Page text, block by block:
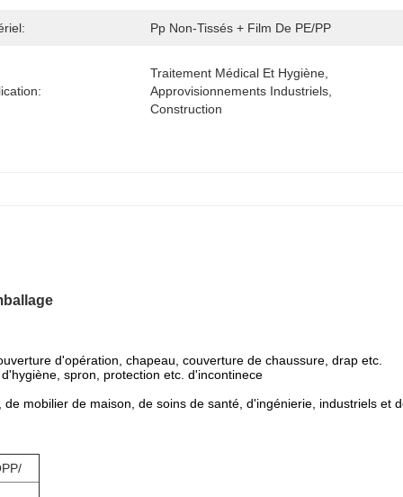
Pp Non-Tissés + Film De PE/PP
Traitement Médical Et Hygiène,
Approvisionnements Industriels,
Construction
d'opération, chapeau, couverture de chaussure, drap etc.
spron, protection etc. d'incontinece
mobilier de maison, de soins de santé, d'ingénierie, industriels et